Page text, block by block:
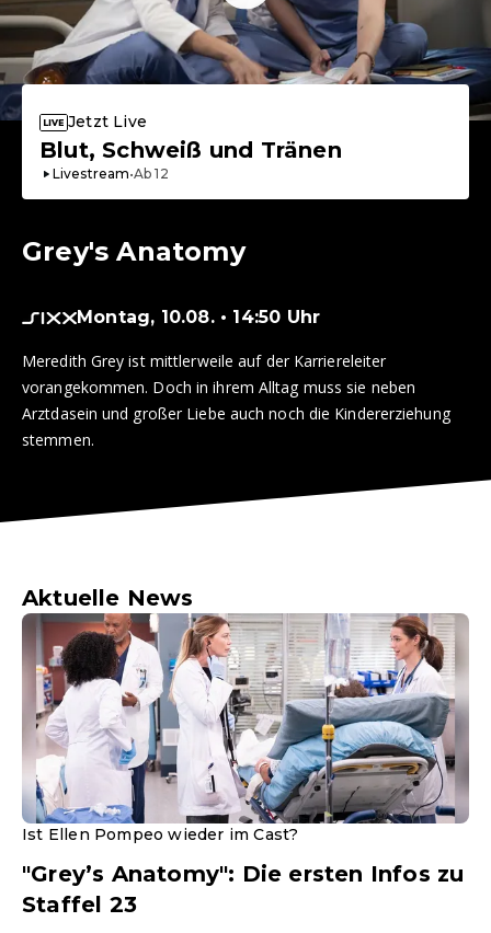
Jetzt Live
Blut, Schweiß und Tränen
Livestream•Ab12
Grey's Anatomy
Montag, 10.08. • 14:50 Uhr
Meredith Grey ist mittlerweile auf der Karriereleiter
vorangekommen. Doch in ihrem Alltag muss sie neben
Arztdasein und großer Liebe auch noch die Kindererziehung
stemmen.
Aktuelle News
Ist Ellen Pompeo wieder im Cast?
"Grey’s Anatomy": Die ersten Infos zu
Staffel 23